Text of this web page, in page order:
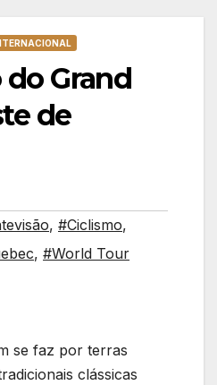
Grand
de
, #Ciclismo,
, #World Tour
se faz por terras
clássicas